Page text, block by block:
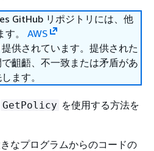
GitHub リポジトリには、他
す。 AWS
供されています。提供された
齟齬、不一致または矛盾があ
ます。
GetPolicy を使用する方法を
なプログラムからのコードの